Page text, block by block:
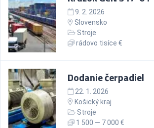
9. 2. 2026
Slovensko
Stroje
rádovo tisíce €
Dodanie čerpadiel
22. 1. 2026
Košický kraj
Stroje
1 500 — 7 000 €